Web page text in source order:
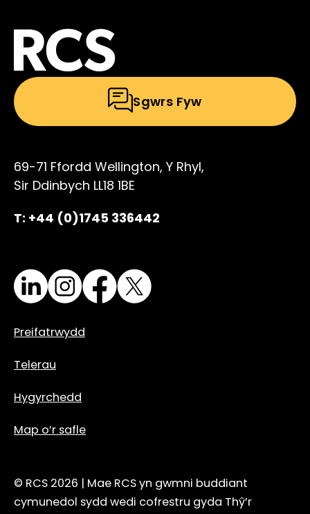
Sgwrs Fyw
69-71 Ffordd Wellington, Y Rhyl,
Sir Ddinbych LL18 1BE
T: +44 (0)1745 336442
LinkedInInstagram
Facebook
Preifatrwydd
Telerau
Hygyrchedd
Map o’r safle
© RCS 2026 | Mae RCS yn gwmni buddiant
cymunedol sydd wedi cofrestru gyda Thŷ’r